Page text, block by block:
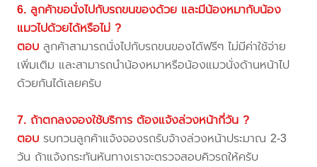
6. ลูกค้าขอนั่งไปกับรถขนของด้วย และมีน้องหมากับน้อง
แมวไปด้วยได้หรือไม่ ?
ตอบ ลูกค้าสามารถนั่งไปกับรถขนของได้ฟรีๆ ไม่มีค่าใช้จ่าย
เพิ่มเติม และสามารถนำน้องหมาหรือน้องแมวนั่งด้านหน้าไป
ด้วยกันได้เลยครับ
7. ถ้าตกลงจองใช้บริการ ต้องแจ้งล่วงหน้ากี่วัน ?
ตอบ รบกวนลูกค้าแจ้งจองรถรับจ้างล่วงหน้าประมาณ 2-3
วัน ถ้าแจ้งกระทันหันทางเราจะตรวจสอบคิวรถให้ครับ